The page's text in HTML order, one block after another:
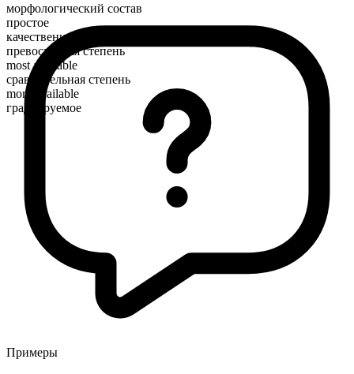
морфологический состав
простое
качественное
превосходная степень
most available
сравнительная степень
more available
градуируемое
Примеры